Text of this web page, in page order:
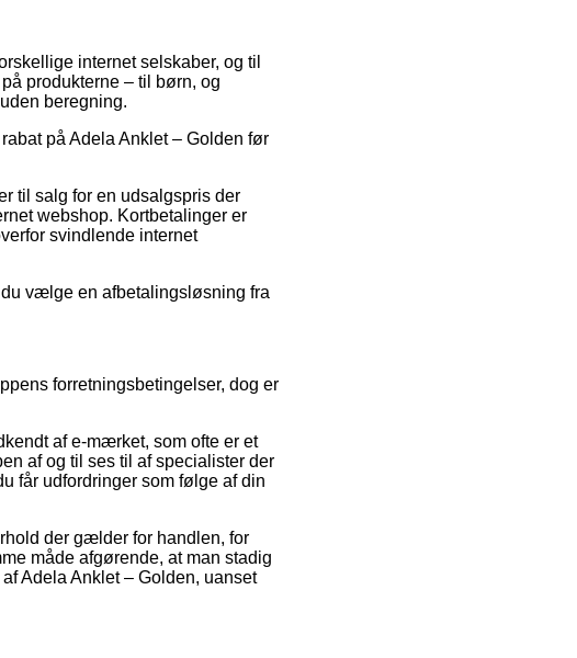
internet selskaber, og til
produkterne – til børn, og
beregning.
på Adela Anklet – Golden før
til salg for en udsalgspris der
webshop. Kortbetalinger er
svindlende internet
vælge en afbetalingsløsning fra
forretningsbetingelser, dog er
af e-mærket, som ofte er et
af og til ses til af specialister der
får udfordringer som følge af din
der gælder for handlen, for
måde afgørende, at man stadig
Adela Anklet – Golden, uanset